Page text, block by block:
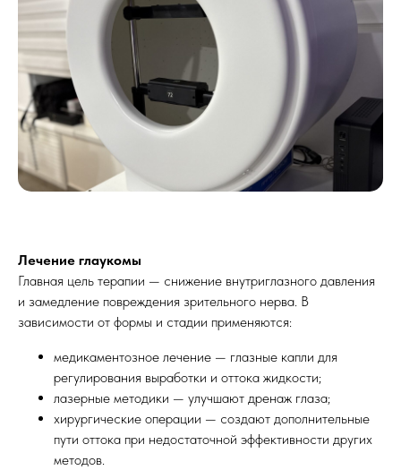
Лечение глаукомы
Главная цель терапии — снижение внутриглазного давления
и замедление повреждения зрительного нерва. В
зависимости от формы и стадии применяются:
медикаментозное лечение — глазные капли для
регулирования выработки и оттока жидкости;
лазерные методики — улучшают дренаж глаза;
хирургические операции — создают дополнительные
пути оттока при недостаточной эффективности других
методов.